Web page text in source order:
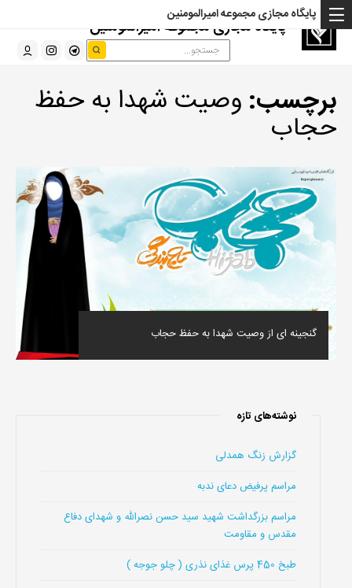
پایگاه مجازی مجموعه امیرالمومنین
پایگاه مجازی مجموعه امیرالمومنین
برچسب: وصیت شهدا به حفظ
حجاب
گنجینه ای از وصیت شهدا به حفظ حجاب
نوشته‌های تازه
گزارش زنگ همدلی
مراسم پرفیض دعای ندبه
مراسم بزرگداشت شهید سید حسن نصرالله و شهدای دفاع
مقدس و مقاومت
طبخ 450 پرس غذای نذری ( چلو جوجه )